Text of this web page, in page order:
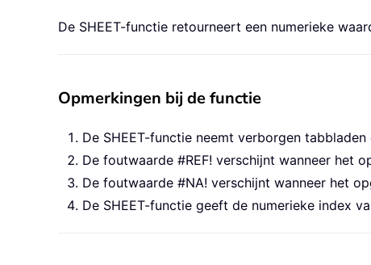
De SHEET-functie retourneert een numerieke
Opmerkingen bij de functie
De SHEET-functie neemt verborgen
De foutwaarde #REF! verschijnt wanneer het
De foutwaarde #NA! verschijnt wanneer het
De SHEET-functie geeft de numerieke index